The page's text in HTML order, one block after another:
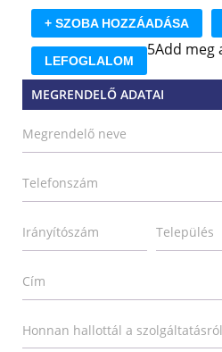
+ SZOBA HOZZÁADÁSA
LEFOGLALOM
5Add meg
MEGRENDELŐ ADATAI
Megrendelő neve
Telefonszám
Irányítószám Település
Cím
Honnan hallottál a